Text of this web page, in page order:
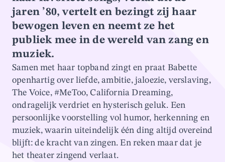
jaren ’80, vertelt en bezingt zij haar
bewogen leven en neemt ze het
publiek mee in de wereld van zang en
muziek.
Samen met haar topband zingt en praat Babette
openhartig over liefde, ambitie, jaloezie, verslaving,
The Voice, #MeToo, California Dreaming,
ondragelijk verdriet en hysterisch geluk. Een
persoonlijke voorstelling vol humor, herkenning en
muziek, waarin uiteindelijk één ding altijd overeind
blijft: de kracht van zingen. En reken maar dat je
het theater zingend verlaat.